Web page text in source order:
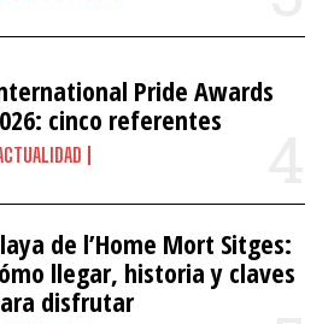
Pride Awards
cinco referentes
de l’Home Mort Sitges:
llegar, historia y claves
disfrutar